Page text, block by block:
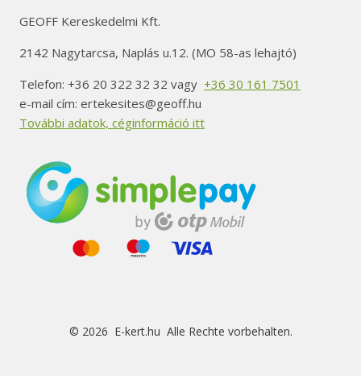
GEOFF Kereskedelmi Kft.
2142 Nagytarcsa, Naplás u.12. (MO 58-as lehajtó)
Telefon: +36 20 322 32 32 vagy +36 30 161 7501
e-mail cím: ertekesites@geoff.hu
További adatok, céginformáció itt
© 2026 E-kert.hu Alle Rechte vorbehalten.